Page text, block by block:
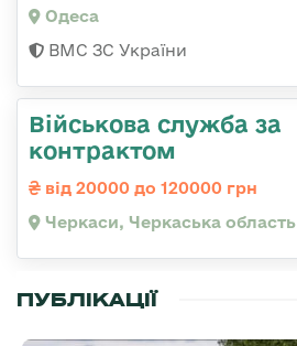
Одеса
ВМС ЗС України
Військова служба за
контрактом
від 20000 до 120000 грн
Черкаси, Черкаська область
ПУБЛІКАЦІЇ